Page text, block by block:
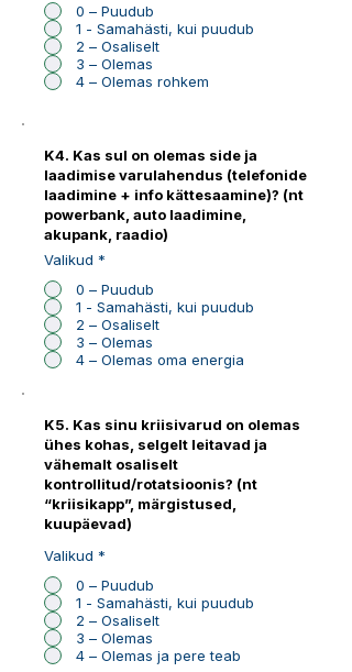
0 – Puudub
1 - Samahästi, kui puudub
2 – Osaliselt
3 – Olemas
4 – Olemas rohkem
K4. Kas sul on olemas side ja
laadimise varulahendus (telefonide
laadimine + info kättesaamine)? (nt
powerbank, auto laadimine,
akupank, raadio)
Valikud *
0 – Puudub
1 - Samahästi, kui puudub
2 – Osaliselt
3 – Olemas
4 – Olemas oma energia
K5. Kas sinu kriisivarud on olemas
ühes kohas, selgelt leitavad ja
vähemalt osaliselt
kontrollitud/rotatsioonis? (nt
“kriisikapp”, märgistused,
kuupäevad)
Valikud *
0 – Puudub
1 - Samahästi, kui puudub
2 – Osaliselt
3 – Olemas
4 – Olemas ja pere teab